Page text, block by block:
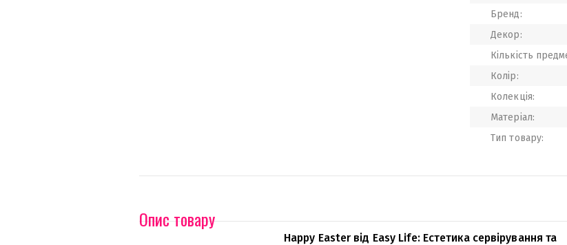
Бренд:
Декор:
Кількість
Колір:
Колекція:
Матеріал:
Тип товару:
Опис товару
Happy Easter від Easy Life: Естетика сервірування та